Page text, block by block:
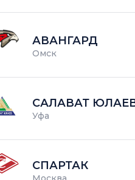
АВАНГАРД
Омск
САЛАВАТ
Уфа
СПАРТАК